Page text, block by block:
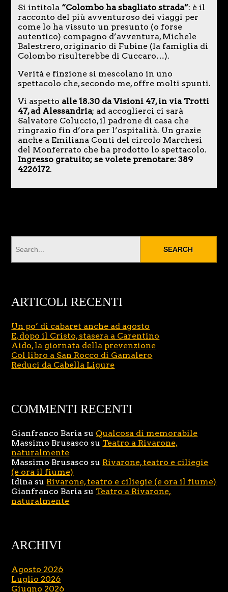
Si intitola “Colombo ha sbagliato strada”: è il
racconto del più avventuroso dei viaggi per
come lo ha vissuto un presunto (o forse
autentico) compagno d’avventura, Michele
Balestrero, originario di Fubine (la famiglia di
Colombo risulterebbe di Cuccaro…).
Verità e finzione si mescolano in uno
spettacolo che, secondo me, offre molti spunti.
Vi aspetto alle 18.30 da Visioni 47, in via Trotti
47, ad Alessandria; ad accoglierci ci sarà
Salvatore Coluccio, il padrone di casa che
ringrazio fin d’ora per l’ospitalità. Un grazie
anche a Emiliana Conti del circolo Marchesi
del Monferrato che ha prodotto lo spettacolo.
Ingresso gratuito; se volete prenotare: 389
4226172.
ARTICOLI RECENTI
Un po’ di cabaret anche ad agosto
E, dopo il Cristo, stasera a Carentino
Aido, la giornata della prevenzione
Col libro a San Rocco di Gamalero
Reduci da Cabella Ligure
COMMENTI RECENTI
Gianfranco Baria su Qualcosa di memorabile
Massimo Brusasco su Teatro a Rivarone,
naturalmente
Massimo Brusasco su Rivarone, teatro e ciliegie
(e ora il fiume)
Idina su Rivarone, teatro e ciliegie (e ora il fiume)
Gianfranco Baria su Teatro a Rivarone,
naturalmente
ARCHIVI
Agosto 2026
Luglio 2026
Giugno 2026